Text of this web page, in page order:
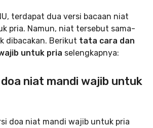
terdapat dua versi bacaan niat
pria. Namun, niat tersebut sama-
dibacakan. Berikut tata cara dan
untuk pria selengkapnya:
doa niat mandi wajib untuk
doa niat mandi wajib untuk pria